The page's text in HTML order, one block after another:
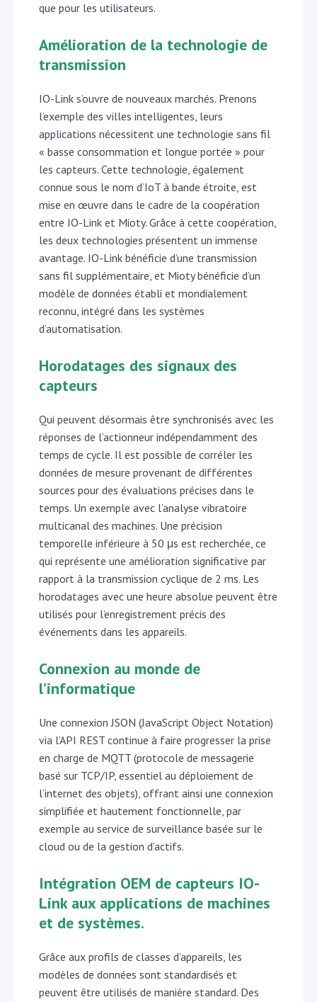
que pour les utilisateurs.
Amélioration de la technologie de
transmission
IO-Link s’ouvre de nouveaux marchés. Prenons
l’exemple des villes intelligentes, leurs
applications nécessitent une technologie sans fil
« basse consommation et longue portée » pour
les capteurs. Cette technologie, également
connue sous le nom d’IoT à bande étroite, est
mise en œuvre dans le cadre de la coopération
entre IO-Link et Mioty. Grâce à cette coopération,
les deux technologies présentent un immense
avantage. IO-Link bénéficie d’une transmission
sans fil supplémentaire, et Mioty bénéficie d’un
modèle de données établi et mondialement
reconnu, intégré dans les systèmes
d’automatisation.
Horodatages des signaux des
capteurs
Qui peuvent désormais être synchronisés avec les
réponses de l’actionneur indépendamment des
temps de cycle. Il est possible de corréler les
données de mesure provenant de différentes
sources pour des évaluations précises dans le
temps. Un exemple avec l’analyse vibratoire
multicanal des machines. Une précision
temporelle inférieure à 50 μs est recherchée, ce
qui représente une amélioration significative par
rapport à la transmission cyclique de 2 ms. Les
horodatages avec une heure absolue peuvent être
utilisés pour l’enregistrement précis des
événements dans les appareils.
Connexion au monde de
l’informatique
Une connexion JSON (JavaScript Object Notation)
via l’API REST continue à faire progresser la prise
en charge de MQTT (protocole de messagerie
basé sur TCP/IP, essentiel au déploiement de
l’internet des objets), offrant ainsi une connexion
simplifiée et hautement fonctionnelle, par
exemple au service de surveillance basée sur le
cloud ou de la gestion d’actifs.
Intégration OEM de capteurs IO-
Link aux applications de machines
et de systèmes.
Grâce aux profils de classes d’appareils, les
modèles de données sont standardisés et
peuvent être utilisés de manière standard. Des